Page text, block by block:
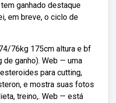
ganhado destaque
em breve, o ciclo de
76kg 175cm altura e bf
ganho). Web — uma
para cutting,
e mostra suas fotos
treino,. Web — está